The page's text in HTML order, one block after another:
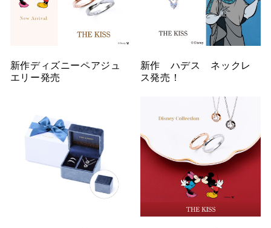
新作ディズニーペアジュ
エリー発売
新作 ハデス ネックレ
ス発売！